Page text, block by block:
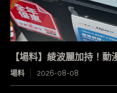
【場料】綾波麗加持！動
場料 2026-08-08